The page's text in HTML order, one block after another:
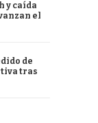
y caída
el
de
tras